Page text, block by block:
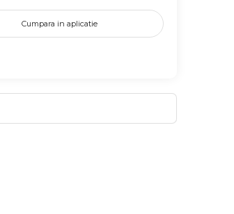
Cumpara in aplicatie